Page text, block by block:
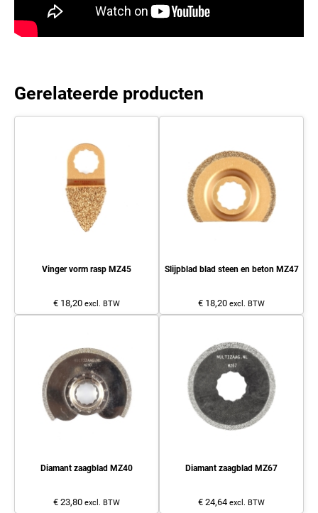
Gerelateerde producten
Vinger vorm rasp MZ45
€ 18,20 excl. BTW
Slijpblad blad steen en beton MZ47
€ 18,20 excl. BTW
Diamant zaagblad MZ40
€ 23,80 excl. BTW
Diamant zaagblad MZ67
€ 24,64 excl. BTW